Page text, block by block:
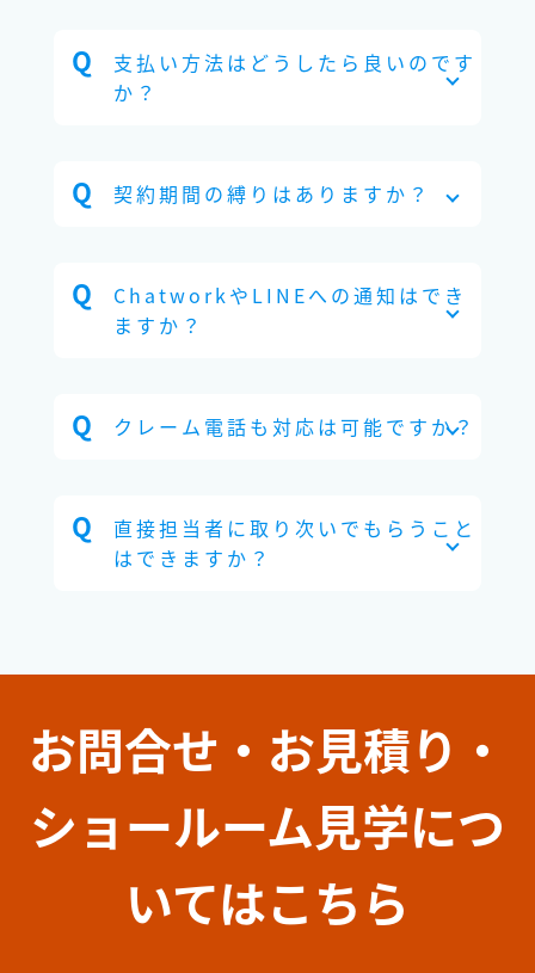
支払い方法はどうしたら良いのです
か？
契約期間の縛りはありますか？
ChatworkやLINEへの通知はでき
ますか？
クレーム電話も対応は可能ですか？
直接担当者に取り次いでもらうこと
はできますか？
お問合せ・お見積り・
ショールーム見学につ
いてはこちら